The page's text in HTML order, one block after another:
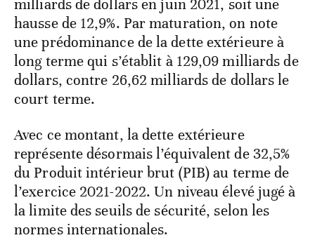
milliards de dollars en juin 2021, soit une
hausse de 12,9%. Par maturation, on note
une prédominance de la dette extérieure à
long terme qui s’établit à 129,09 milliards de
dollars, contre 26,62 milliards de dollars le
court terme.
Avec ce montant, la dette extérieure
représente désormais l’équivalent de 32,5%
du Produit intérieur brut (PIB) au terme de
l’exercice 2021-2022. Un niveau élevé jugé à
la limite des seuils de sécurité, selon les
normes internationales.